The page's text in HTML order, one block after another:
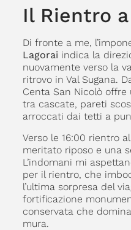
Il Rientro
Di fronte a me,
Lagorai indica la
nuovamente verso la
ritrovo in Val Sugana.
Centa San Nicolò
tra cascate, pareti
arroccati dai tetti a
Verso le 16:00 rientro
meritato riposo e una
L’indomani mi
per il rientro, che
l’ultima sorpresa del
fortificazione
conservata che
mura.